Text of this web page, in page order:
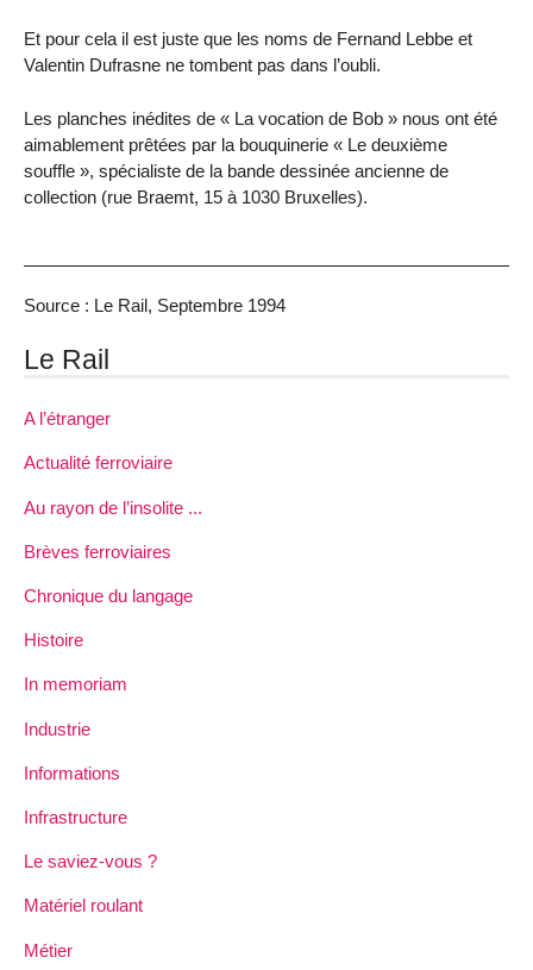
Et pour cela il est juste que les noms de Fernand Lebbe et
Valentin Dufrasne ne tombent pas dans l’oubli.
Les planches inédites de « La vocation de Bob » nous ont été
aimablement prêtées par la bouquinerie « Le deuxième
souffle », spécialiste de la bande dessinée ancienne de
collection (rue Braemt, 15 à 1030 Bruxelles).
Source : Le Rail, Septembre 1994
Le Rail
A l’étranger
Actualité ferroviaire
Au rayon de l’insolite ...
Brèves ferroviaires
Chronique du langage
Histoire
In memoriam
Industrie
Informations
Infrastructure
Le saviez-vous ?
Matériel roulant
Métier